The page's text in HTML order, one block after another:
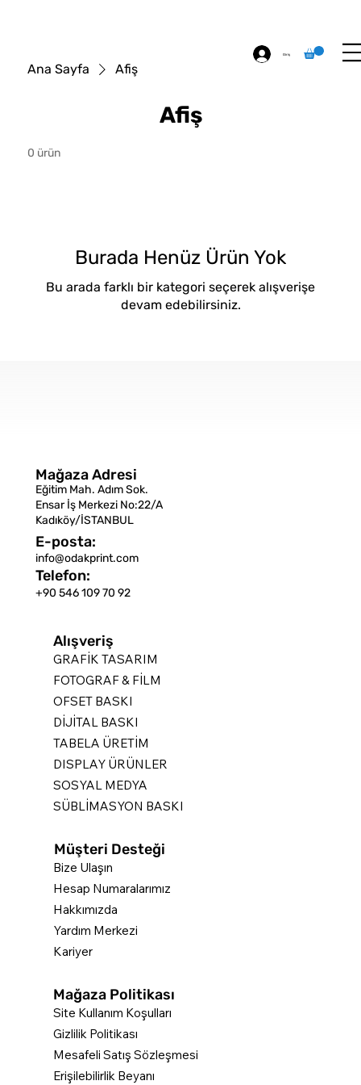
Giriş
Ana Sayfa Afiş
Afiş
0 ürün
Burada Henüz Ürün Yok
Bu arada farklı bir kategori seçerek alışverişe
devam edebilirsiniz.
Mağaza Politikası
Site Kullanım Koşulları
Gizlilik Politikası
Mesafeli Satış Sözleşmesi
Erişilebilirlik Beyanı
Bize Ulaşın
Hesap Numaralarımız
Hakkımızda
Yardım Merkezi
Kariyer
Müşteri Desteği
Alışveriş
GRAFİK TASARIM
FOTOGRAF & FİLM
OFSET BASKI
DİJİTAL BASKI
TABELA ÜRETİM
DISPLAY ÜRÜNLER
SOSYAL MEDYA
SÜBLİMASYON BASKI
Mağaza Adresi
Eğitim Mah. Adım Sok.
Ensar İş Merkezi No:22/A
Kadıköy/İSTANBUL
E-posta:
info@odakprint.com
Telefon:
+90 546 109 70 92